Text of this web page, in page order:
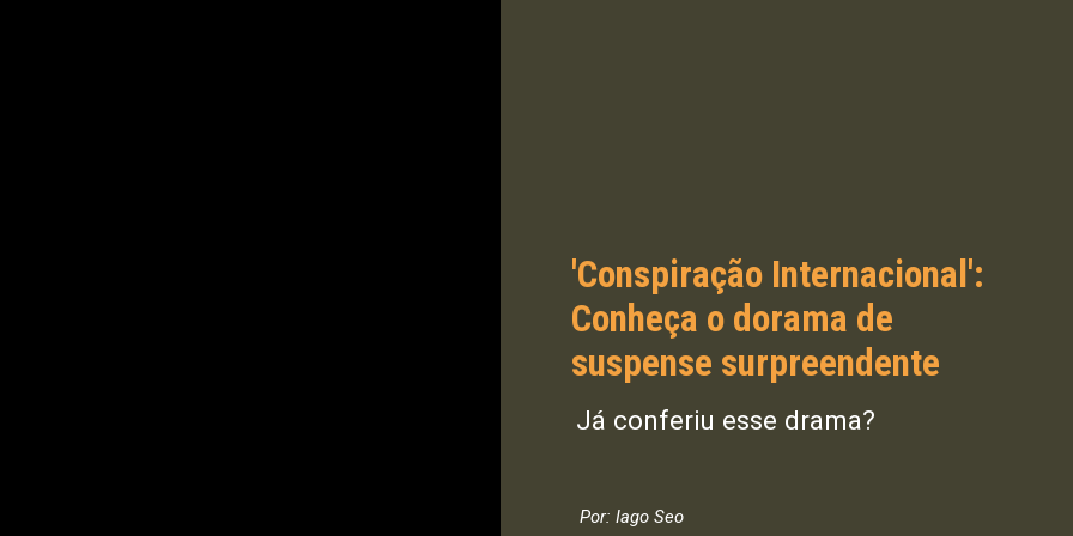
'Conspiração Internacional':
Conheça o dorama de
suspense surpreendente
Já conferiu esse drama?
Por: Iago Seo